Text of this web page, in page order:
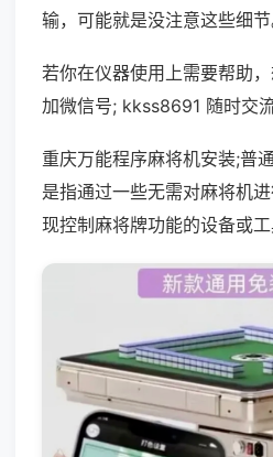
输，可能就是没注意这些细节
若你在仪器使用上需要帮助
加微信号; kkss8691 随时交流
重庆万能程序麻将机安装;普
是指通过一些无需对麻将机
现控制麻将牌功能的设备或工